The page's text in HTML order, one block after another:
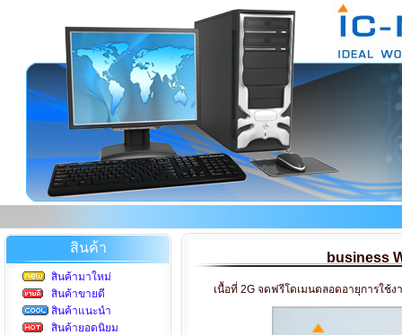
สินค้า
สินค้ามาใหม่
สินค้าขายดี
สินค้าแนะนำ
สินค้ายอดนิยม
business
เนื้อที่ 2G จดฟรีโดเมนตลอดอายุการใช้ง